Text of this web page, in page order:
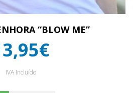
“BLOW ME”
IVA Incluído